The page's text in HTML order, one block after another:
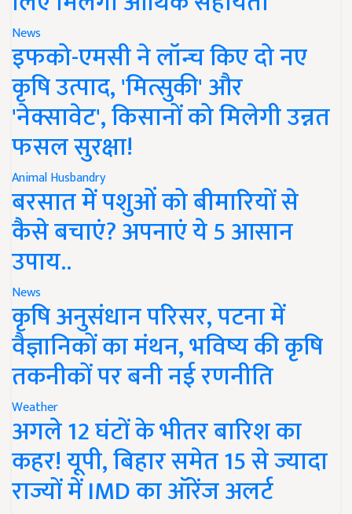
News
इफको-एमसी ने लॉन्च किए दो नए
कृषि उत्पाद, 'मित्सुकी' और
'नेक्सावेट', किसानों को मिलेगी उन्नत
फसल सुरक्षा!
Animal Husbandry
बरसात में पशुओं को बीमारियों से
कैसे बचाएं? अपनाएं ये 5 आसान
उपाय..
News
कृषि अनुसंधान परिसर, पटना में
वैज्ञानिकों का मंथन, भविष्य की कृषि
तकनीकों पर बनी नई रणनीति
Weather
अगले 12 घंटों के भीतर बारिश का
कहर! यूपी, बिहार समेत 15 से ज्यादा
राज्यों में IMD का ऑरेंज अलर्ट